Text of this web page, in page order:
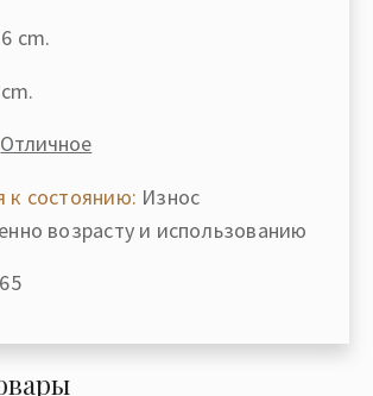
cm.
Отличное
к состоянию: Износ
возрасту и использованию